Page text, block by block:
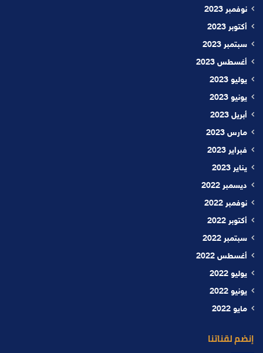
نوفمبر 2023
أكتوبر 2023
سبتمبر 2023
أغسطس 2023
يوليو 2023
يونيو 2023
أبريل 2023
مارس 2023
فبراير 2023
يناير 2023
ديسمبر 2022
نوفمبر 2022
أكتوبر 2022
سبتمبر 2022
أغسطس 2022
يوليو 2022
يونيو 2022
مايو 2022
إنضم لقناتنا